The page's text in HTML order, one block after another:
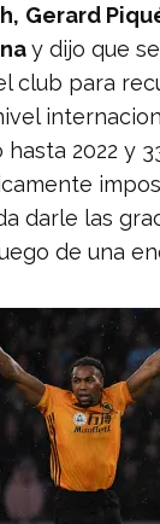
Gerard
y dijo que
club para
2022 y
darle las
de una